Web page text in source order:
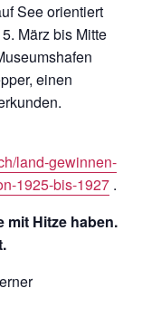
See orientiert
März bis Mitte
einen
land-gewinnen-
1925-bis-1927 .
mit Hitze haben.